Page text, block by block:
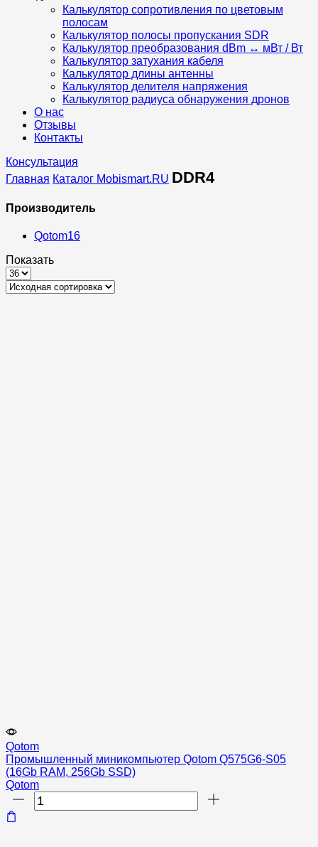
Калькулятор сопротивления по цветовым
полосам
Калькулятор полосы пропускания SDR
Калькулятор преобразования dBm ↔ мВт / Вт
Калькулятор затухания кабеля
Калькулятор длины антенны
Калькулятор делителя напряжения
Калькулятор радиуса обнаружения дронов
О нас
Отзывы
Контакты
Консультация
Главная Каталог Mobismart.RU DDR4
for
ajax
description
replacement
Производитель
Qotom16
4
columns
grid
List
Показать
Products
per
page
Qotom
Промышленный миникомпьютер Qotom Q575G6-S05
(16Gb RAM, 256Gb SSD)
Qotom
Количество
товара